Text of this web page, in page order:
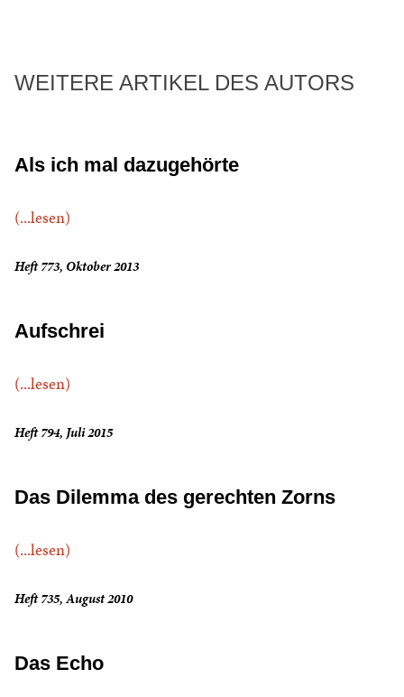
WEITERE ARTIKEL DES AUTORS
Als ich mal dazugehörte
(...lesen)
Heft 773, Oktober 2013
Aufschrei
(...lesen)
Heft 794, Juli 2015
Das Dilemma des gerechten Zorns
(...lesen)
Heft 735, August 2010
Das Echo